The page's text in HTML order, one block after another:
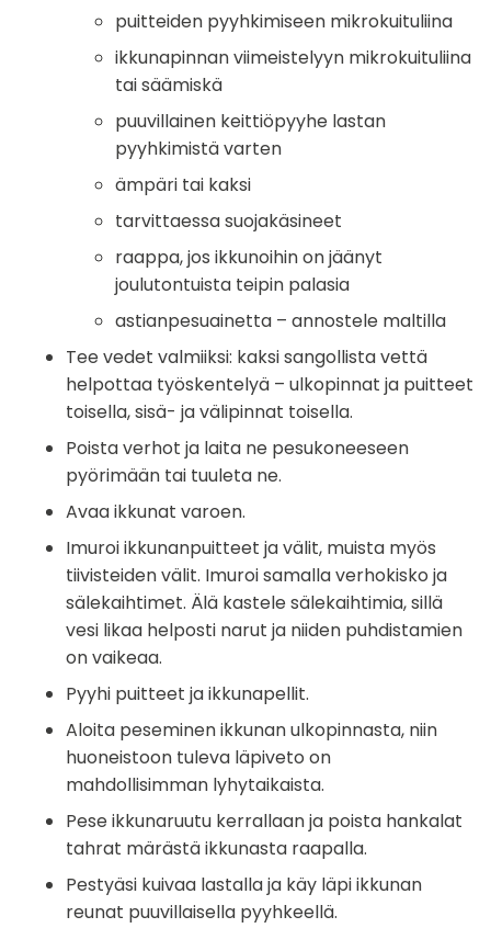
puitteiden pyyhkimiseen mikrokuituliina
ikkunapinnan viimeistelyyn mikrokuituliina
tai säämiskä
puuvillainen keittiöpyyhe lastan
pyyhkimistä varten
ämpäri tai kaksi
tarvittaessa suojakäsineet
raappa, jos ikkunoihin on jäänyt
joulutontuista teipin palasia
astianpesuainetta – annostele maltilla
Tee vedet valmiiksi: kaksi sangollista vettä
helpottaa työskentelyä – ulkopinnat ja puitteet
toisella, sisä- ja välipinnat toisella.
Poista verhot ja laita ne pesukoneeseen
pyörimään tai tuuleta ne.
Avaa ikkunat varoen.
Imuroi ikkunanpuitteet ja välit, muista myös
tiivisteiden välit. Imuroi samalla verhokisko ja
sälekaihtimet. Älä kastele sälekaihtimia, sillä
vesi likaa helposti narut ja niiden puhdistamien
on vaikeaa.
Pyyhi puitteet ja ikkunapellit.
Aloita peseminen ikkunan ulkopinnasta, niin
huoneistoon tuleva läpiveto on
mahdollisimman lyhytaikaista.
Pese ikkunaruutu kerrallaan ja poista hankalat
tahrat märästä ikkunasta raapalla.
Pestyäsi kuivaa lastalla ja käy läpi ikkunan
reunat puuvillaisella pyyhkeellä.